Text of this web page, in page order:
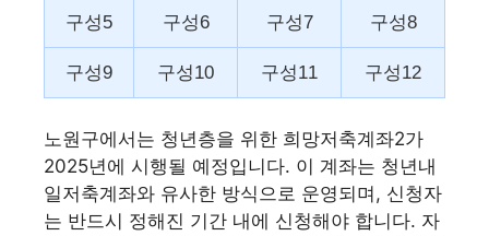
구성5 구성6 구성7 구성8
구성9 구성10 구성11 구성12
노원구에서는 청년층을 위한 희망저축계좌2가
2025년에 시행될 예정입니다. 이 계좌는 청년내
일저축계좌와 유사한 방식으로 운영되며, 신청자
는 반드시 정해진 기간 내에 신청해야 합니다. 자